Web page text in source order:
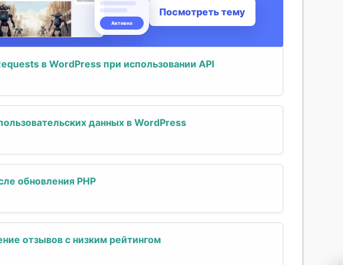
в WordPress при использовании API
данных в WordPress
обновления PHP
отзывов с низким рейтингом